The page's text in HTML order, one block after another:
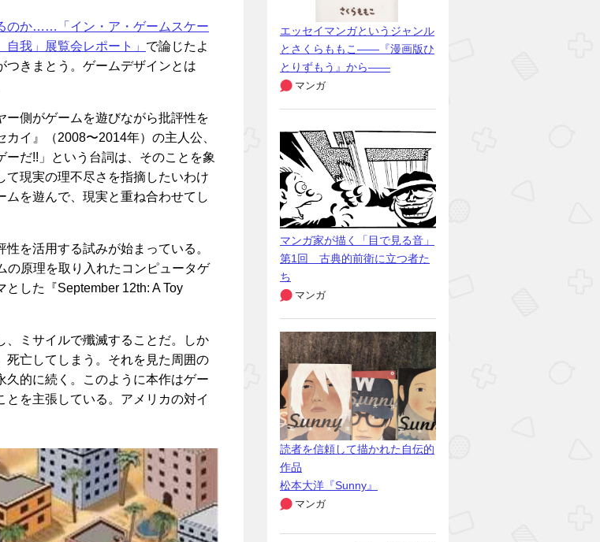
のか……「イン・ア・ゲームスケー
我」展覧会レポート」 で論じたよ
つきまとう。ゲームデザインとは
ー側がゲームを遊びながら批評性を
イ』（2008〜2014年）の主人公、
だ!!」という台詞は、そのことを象
現実の理不尽さを指摘したいわけ
を遊んで、現実と重ね合わせてし
を活用する試みが始まっている。
の原理を取り入れたコンピュータゲ
した『September 12th: A Toy
、ミサイルで殲滅することだ。しか
死亡してしまう。それを見た周囲の
久的に続く。このように本作はゲー
を主張している。アメリカの対イ
エッセイマンガというジャンル
とさくらももこ――『漫画版ひ
とりずもう』から――
マンガ
マンガ家が描く「目で見る音」
第1回 古典的前衛に立つ者た
ち
マンガ
読者を信頼して描かれた自伝的
作品
松本大洋『Sunny』
マンガ